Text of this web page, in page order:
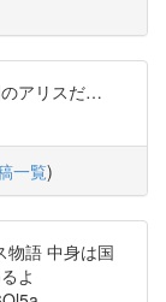
のアリスだ…
一覧)
物語 中身は国
よ